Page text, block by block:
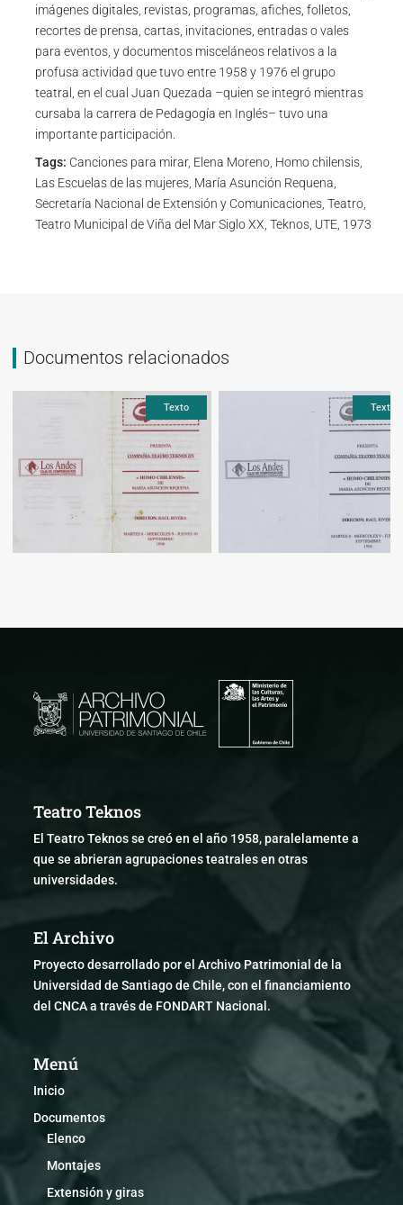
imágenes digitales, revistas, programas, afiches, folletos,
recortes de prensa, cartas, invitaciones, entradas o vales
para eventos, y documentos misceláneos relativos a la
profusa actividad que tuvo entre 1958 y 1976 el grupo
teatral, en el cual Juan Quezada –quien se integró mientras
cursaba la carrera de Pedagogía en Inglés– tuvo una
importante participación.
Tags: Canciones para mirar, Elena Moreno, Homo chilensis,
Las Escuelas de las mujeres, María Asunción Requena,
Secretaría Nacional de Extensión y Comunicaciones, Teatro,
Teatro Municipal de Viña del Mar Siglo XX, Teknos, UTE, 1973
Documentos relacionados
Texto Texto
Teatro Teknos
El Teatro Teknos se creó en el año 1958, paralelamente a
que se abrieran agrupaciones teatrales en otras
universidades.
El Archivo
Proyecto desarrollado por el Archivo Patrimonial de la
Universidad de Santiago de Chile, con el financiamiento
del CNCA a través de FONDART Nacional.
Menú
Inicio
Documentos
Elenco
Montajes
Extensión y giras